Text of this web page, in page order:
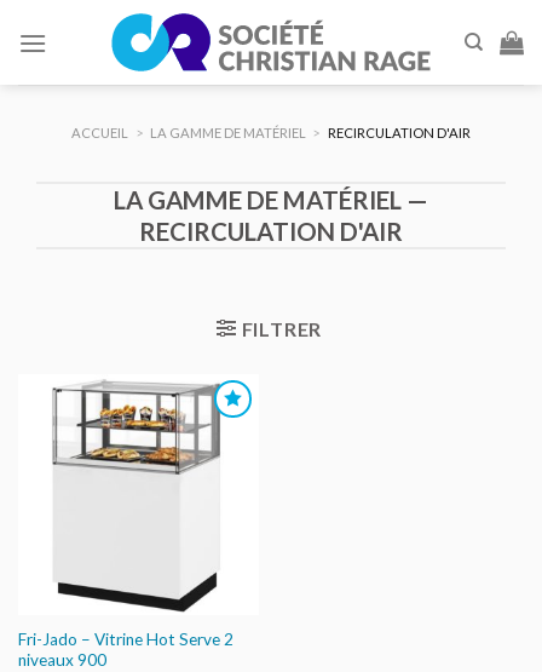
ACCUEIL > LA GAMME DE MATÉRIEL > RECIRCULATION D'AIR
LA GAMME DE MATÉRIEL —
RECIRCULATION D'AIR
FILTRER
AJOUTER
AU DEVIS
Fri-Jado – Vitrine Hot Serve 2
niveaux 900